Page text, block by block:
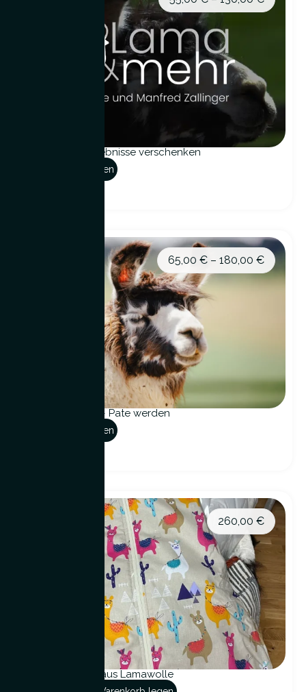
Gutscheine – Erlebnisse verschenken
Optionen auswählen
Tierpatenschaft – Pate werden
Optionen auswählen
65,00 € – 180,00 €
Babyschlafsack aus Lamawolle
260,00 €